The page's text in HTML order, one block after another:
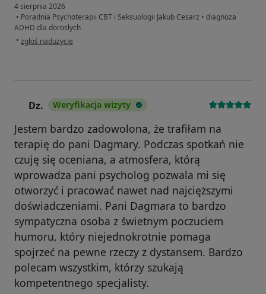
4 sierpnia 2026
• Poradnia Psychoterapii CBT i Seksuologii Jakub Cesarz • diagnoza
ADHD dla dorosłych
• w opinii użytkownika Natalia
zgłoś nadużycie
Dz. Weryfikacja wizyty
Jestem bardzo zadowolona, że trafiłam na
terapię do pani Dagmary. Podczas spotkań nie
czuję się oceniana, a atmosfera, którą
wprowadza pani psycholog pozwala mi się
otworzyć i pracować nawet nad najcięższymi
doświadczeniami. Pani Dagmara to bardzo
sympatyczna osoba z świetnym poczuciem
humoru, który niejednokrotnie pomaga
spojrzeć na pewne rzeczy z dystansem. Bardzo
polecam wszystkim, którzy szukają
kompetentnego specjalisty.